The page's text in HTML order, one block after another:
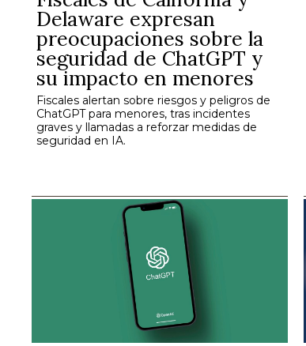
Delaware expresan
preocupaciones sobre la
seguridad de ChatGPT y
su impacto en menores
Fiscales alertan sobre riesgos y peligros de
ChatGPT para menores, tras incidentes
graves y llamadas a reforzar medidas de
seguridad en IA.